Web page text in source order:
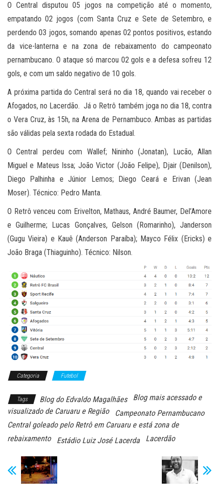
O Central disputou 05 jogos na competição até o momento,
empatando 02 jogos (com Santa Cruz e Sete de Setembro, e
perdendo 03 jogos, somando apenas 02 pontos positivos, estando
da vice-lanterna e na zona de rebaixamento do campeonato
pernambucano. O ataque só marcou 02 gols e a defesa sofreu 12
gols, e com um saldo negativo de 10 gols.
A próxima partida do Central será no dia 18, quando vai receber o
Afogados, no Lacerdão. Já o Retrô também joga no dia 18, contra
o Vera Cruz, às 15h, na Arena de Pernambuco. Ambas as partidas
são válidas pela sexta rodada do Estadual.
O Central perdeu com Wallef; Nininho (Jonatan), Lucão, Allan
Miguel e Mateus Issa; João Victor (João Felipe), Djair (Denilson),
Diego Palhinha e Júnior Lemos; Diego Ceará e Erivan (Jean
Moser). Técnico: Pedro Manta.
O Retrô venceu com Erivelton, Mathaus, André Baumer, Del’Amore
e Guilherme; Lucas Gonçalves, Gelson (Romarinho), Janderson
(Gugu Vieira) e Kauê (Anderson Paraíba); Mayco Félix (Ericks) e
João Braga (Thiaguinho). Técnico: Nilson.
Categoria Futebol
Tags Blog do Edvaldo Magalhães
Blog mais acessado e
visualizado de Caruaru e Região
Campeonato Pernambucano
Central goleado pelo Retrô em Caruaru e está zona de
rebaixamento
Estádio Luiz José Lacerda Lacerdão